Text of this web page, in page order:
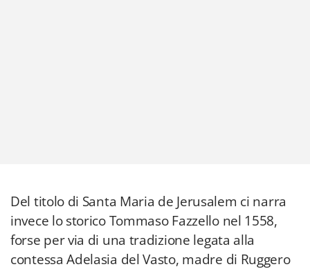
Del titolo di Santa Maria de Jerusalem ci narra
invece lo storico Tommaso Fazzello nel 1558,
forse per via di una tradizione legata alla
contessa Adelasia del Vasto, madre di Ruggero